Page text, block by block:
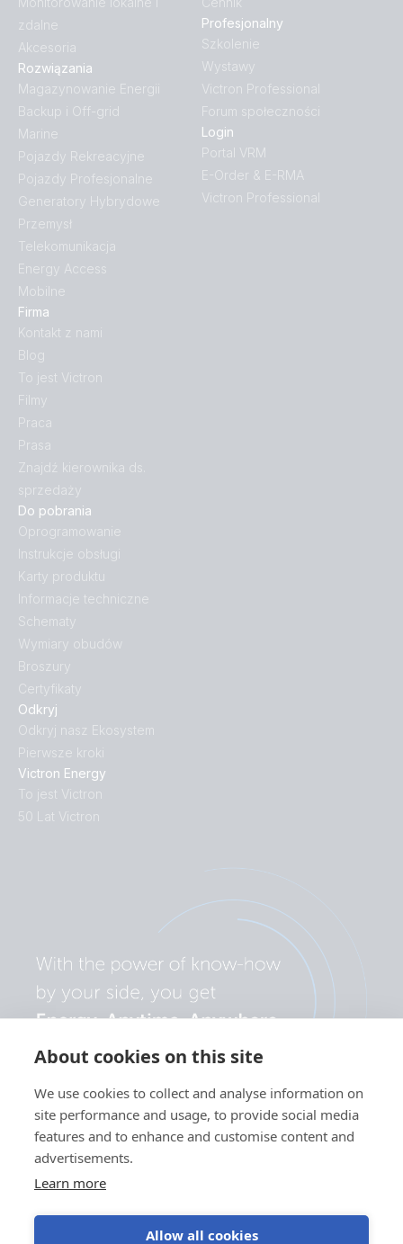
About cookies on this site
We use cookies to collect and analyse information on
site performance and usage, to provide social media
features and to enhance and customise content and
advertisements.
Learn more
Allow all cookies
zdalne
Akcesoria
Odkryj
Odkryj nasz Ekosystem
Pierwsze kroki
Victron Energy
To jest Victron
50 Lat Victron
Do pobrania
Oprogramowanie
Instrukcje obsługi
Karty produktu
Informacje techniczne
Schematy
Wymiary obudów
Broszury
Certyfikaty
Rozwiązania
Magazynowanie Energii
Backup i Off-grid
Marine
Pojazdy Rekreacyjne
Pojazdy Profesjonalne
Generatory Hybrydowe
Przemysł
Telekomunikacja
Energy Access
Mobilne
Firma
Kontakt z nami
Blog
To jest Victron
Filmy
Praca
Prasa
Znajdź kierownika ds.
sprzedaży
Profesjonalny
Szkolenie
Wystawy
Victron Professional
Forum społeczności
Login
Portal VRM
E-Order & E-RMA
Victron Professional